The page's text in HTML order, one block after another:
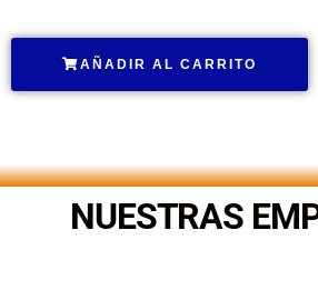
AÑADIR AL CARRITO
NUESTRAS